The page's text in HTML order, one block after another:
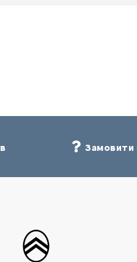
Замовити